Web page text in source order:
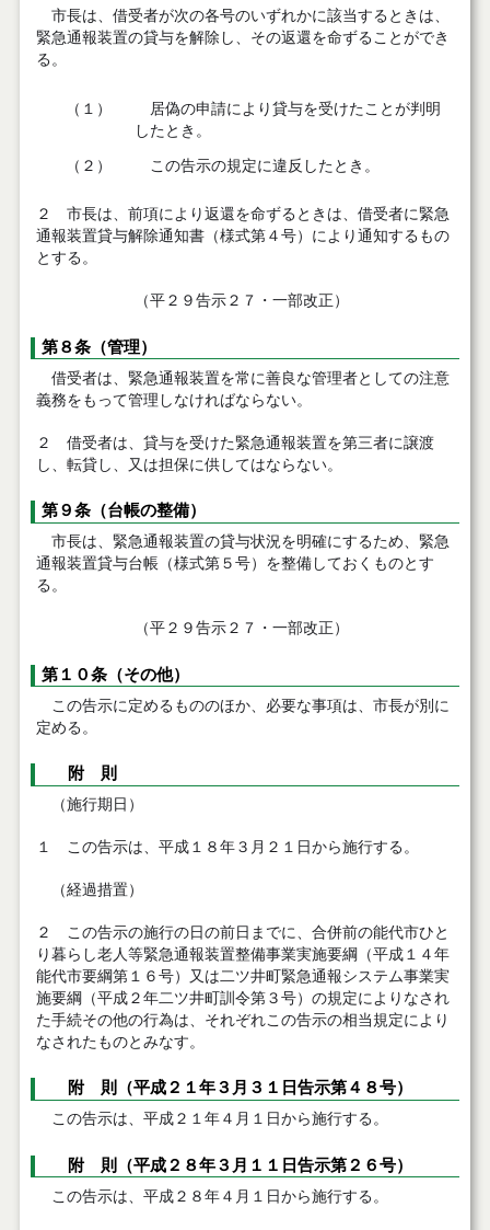
市長は、借受者が次の各号のいずれかに該当するときは、
緊急通報装置の貸与を解除し、その返還を命ずることができ
る。
（１）
居偽の申請により貸与を受けたことが判明
したとき。
（２） この告示の規定に違反したとき。
２ 市長は、前項により返還を命ずるときは、借受者に緊急
通報装置貸与解除通知書（様式第４号）により通知するもの
とする。
（平２９告示２７・一部改正）
第８条（管理）
借受者は、緊急通報装置を常に善良な管理者としての注意
義務をもって管理しなければならない。
２ 借受者は、貸与を受けた緊急通報装置を第三者に譲渡
し、転貸し、又は担保に供してはならない。
第９条（台帳の整備）
市長は、緊急通報装置の貸与状況を明確にするため、緊急
通報装置貸与台帳（様式第５号）を整備しておくものとす
る。
（平２９告示２７・一部改正）
第１０条（その他）
この告示に定めるもののほか、必要な事項は、市長が別に
定める。
附 則
（施行期日）
１ この告示は、平成１８年３月２１日から施行する。
（経過措置）
２ この告示の施行の日の前日までに、合併前の能代市ひと
り暮らし老人等緊急通報装置整備事業実施要綱（平成１４年
能代市要綱第１６号）又は二ツ井町緊急通報システム事業実
施要綱（平成２年二ツ井町訓令第３号）の規定によりなされ
た手続その他の行為は、それぞれこの告示の相当規定により
なされたものとみなす。
附 則（平成２１年３月３１日告示第４８号）
この告示は、平成２１年４月１日から施行する。
附 則（平成２８年３月１１日告示第２６号）
この告示は、平成２８年４月１日から施行する。